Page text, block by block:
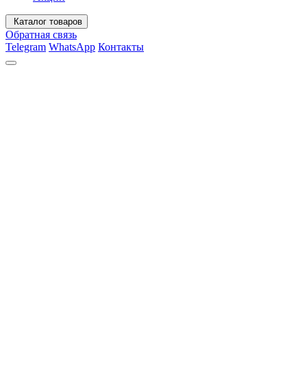
Каталог товаров
Обратная связь
Telegram WhatsApp Контакты